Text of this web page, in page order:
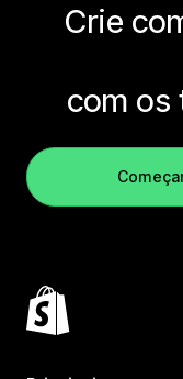
Crie
com os